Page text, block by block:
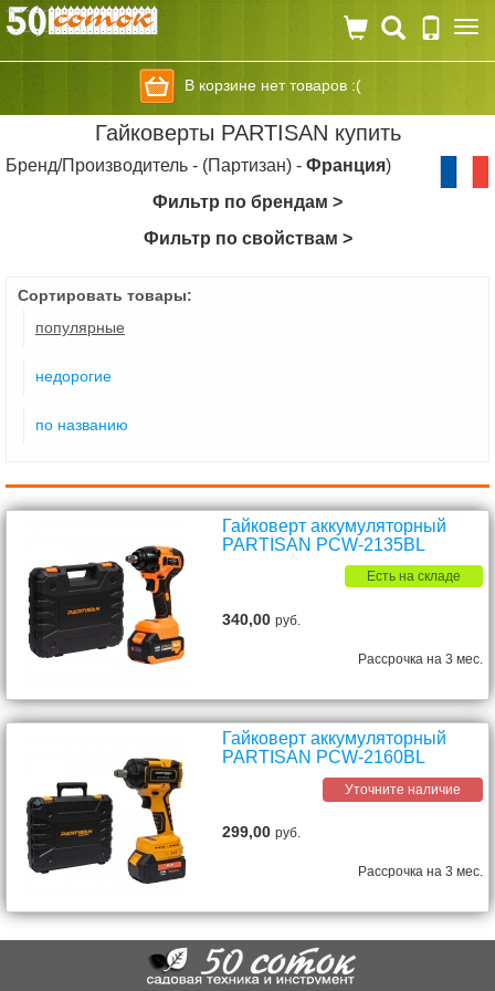
В корзине нет товаров :(
Гайковерты PARTISAN купить
Бренд/Производитель - (Партизан) - Франция)
Фильтр по брендам >
Фильтр по свойствам >
Сортировать товары:
популярные
недорогие
по названию
Гайковерт аккумуляторный
PARTISAN PCW-2135BL
Есть на складе
340,00руб.
Рассрочка на 3 мес.
Гайковерт аккумуляторный
PARTISAN PCW-2160BL
Уточните наличие
299,00руб.
Рассрочка на 3 мес.